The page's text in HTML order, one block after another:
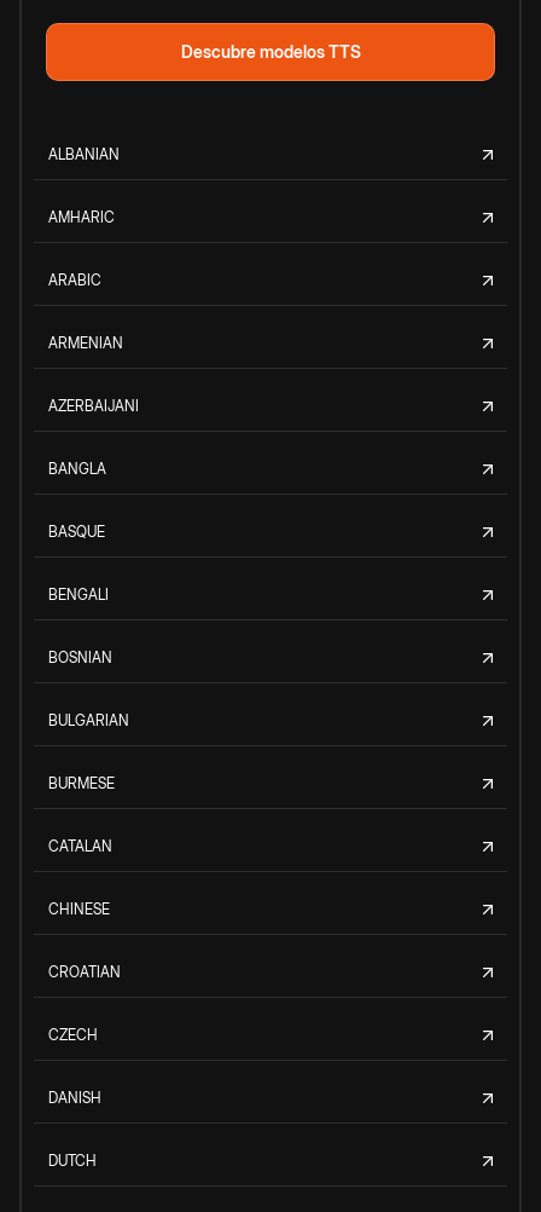
Descubre modelos TTS
ALBANIAN
AMHARIC
ARABIC
ARMENIAN
AZERBAIJANI
BANGLA
BASQUE
BENGALI
BOSNIAN
BULGARIAN
BURMESE
CATALAN
CHINESE
CROATIAN
CZECH
DANISH
DUTCH